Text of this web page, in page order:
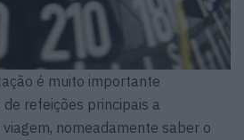
é muito importante
refeições principais a
nomeadamente saber o